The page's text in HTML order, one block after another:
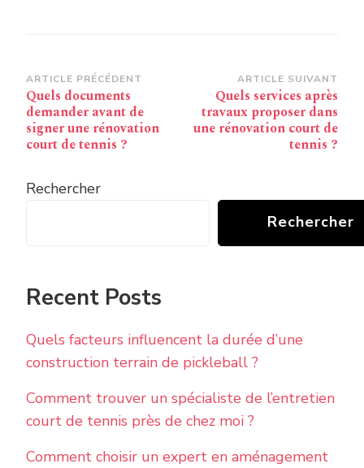
Navigation
d’article
ARTICLE PRÉCÉDENT
Quels documents
demander avant de
signer une rénovation
court de tennis ?
ARTICLE SUIVANT
Quels services après
travaux proposer dans
une rénovation court de
tennis ?
Rechercher
Rechercher
Recent Posts
Quels facteurs influencent la durée d’une
construction terrain de pickleball ?
Comment trouver un spécialiste de l’entretien
court de tennis près de chez moi ?
Comment choisir un expert en aménagement